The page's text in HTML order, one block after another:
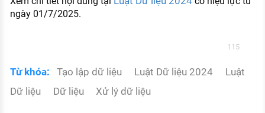
ngày 01/7/2025.
115
Từ khóa: Tạo lập dữ liệu Luật Dữ liệu 2024
Luật
Dữ liệu
Dữ liệu Xử lý dữ liệu